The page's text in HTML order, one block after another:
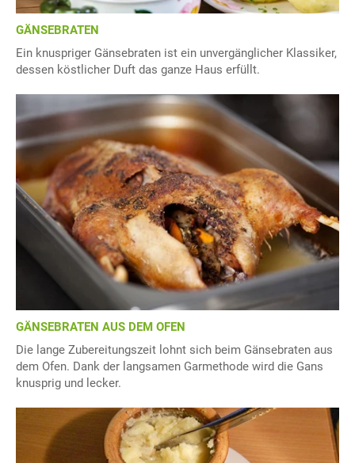
GÄNSEBRATEN
Ein knuspriger Gänsebraten ist ein unvergänglicher Klassiker,
dessen köstlicher Duft das ganze Haus erfüllt.
GÄNSEBRATEN AUS DEM OFEN
Die lange Zubereitungszeit lohnt sich beim Gänsebraten aus
dem Ofen. Dank der langsamen Garmethode wird die Gans
knusprig und lecker.